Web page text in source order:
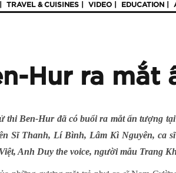
TRAVEL & CUISINES VIDEO EDUCATION
Hur ra mắt
thi Ben-Hur đã có buổi ra mắt ấn tượng
Sĩ Thanh, Lí Bình, Lâm Kì Nguyên, ca
Anh Duy the voice, người mẫu Trang